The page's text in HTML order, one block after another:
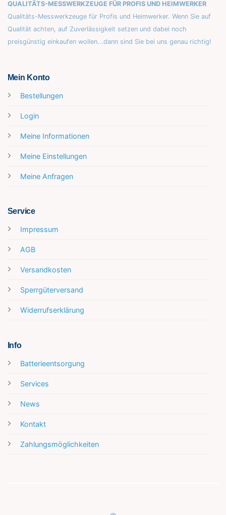
QUALITÄTS-MESSWERKZEUGE FÜR PROFIS UND HEIMWERKER
Qualitäts-Messwerkzeuge für Profis und Heimwerker. Wenn Sie auf
Qualität achten, auf Zuverlässigkeit setzen und dabei noch
preisgünstig einkaufen wollen...dann sind Sie bei uns genau richtig!
Mein Konto
Bestellungen
Login
Meine Informationen
Meine Einstellungen
Meine Anfragen
Service
Impressum
AGB
Versandkosten
Sperrgüterversand
Widerrufserklärung
Info
Batterieentsorgung
Services
News
Kontakt
Zahlungsmöglichkeiten